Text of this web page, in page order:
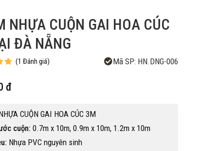
NHỰA CUỘN GAI HOA CÚC
ĐÀ NẴNG
(1 Đánh giá) Mã SP: HN.DNG-006
đ
CUỘN GAI HOA CÚC 3M
cuộn: 0.7m x 10m, 0.9m x 10m, 1.2m x 10m
Nhựa PVC nguyên sinh